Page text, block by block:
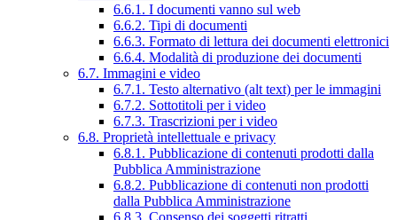
6.6.1. I documenti vanno sul web
6.6.2. Tipi di documenti
6.6.3. Formato di lettura dei documenti elettronici
6.6.4. Modalità di produzione dei documenti
6.7. Immagini e video
6.7.1. Testo alternativo (alt text) per le immagini
6.7.2. Sottotitoli per i video
6.7.3. Trascrizioni per i video
6.8. Proprietà intellettuale e privacy
6.8.1. Pubblicazione di contenuti prodotti dalla
Pubblica Amministrazione
6.8.2. Pubblicazione di contenuti non prodotti
dalla Pubblica Amministrazione
6.8.3. Consenso dei soggetti ritratti